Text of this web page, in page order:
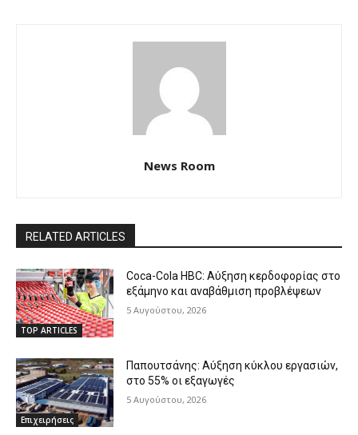
News Room
RELATED ARTICLES
TOP ARTICLES
Coca-Cola HBC: Αύξηση κερδοφορίας στο
εξάμηνο και αναβάθμιση προβλέψεων
5 Αυγούστου, 2026
Επιχειρήσεις
Παπουτσάνης: Αύξηση κύκλου εργασιών,
στο 55% οι εξαγωγές
5 Αυγούστου, 2026